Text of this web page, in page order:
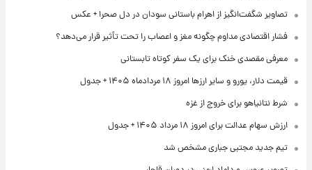
تصاویر شگفت‌انگیز از اهرام باستانی سودان در دل صحرا + عکس
فشار اقتصادی مداوم چگونه مغز و اعصاب را تحت تأثیر قرار می‌دهد؟
معرفی مقصدی خنک برای یک سفر کوتاه تابستانی
قیمت دلار، یورو و سایر ارزها امروز ۱۸ مردادماه ۱۴۰۵ + جدول
شرط نتانیاهو برای خروج از غزه
ارزش سهام عدالت برای امروز ۱۸ مرداد ۱۴۰۵ + جدول
تیم جدید مجتبی جباری مشخص شد